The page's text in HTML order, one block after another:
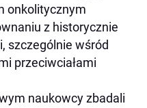
onkolitycznym
z historycznie
szczególnie wśród
przeciwciałami
naukowcy zbadali